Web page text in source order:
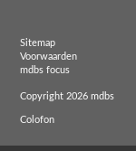
Sitemap
Voorwaarden
mdbs focus
Copyright 2026 mdbs
Colofon